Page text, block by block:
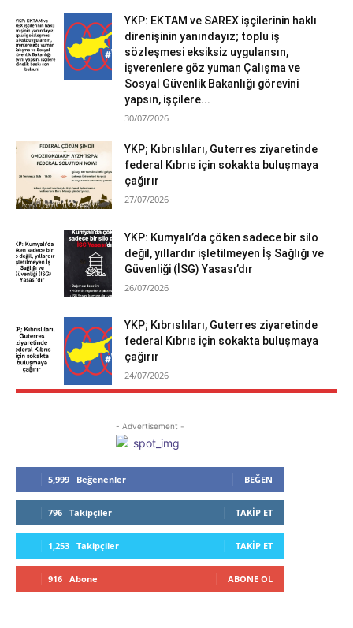
YKP: EKTAM ve SAREX işçilerinin haklı
direnişinin yanındayız; toplu iş
sözleşmesi eksiksiz uygulansın,
işverenlere göz yuman Çalışma ve
Sosyal Güvenlik Bakanlığı görevini
yapsın, işçilere...
30/07/2026
YKP; Kıbrıslıları, Guterres ziyaretinde
federal Kıbrıs için sokakta buluşmaya
çağırır
27/07/2026
YKP: Kumyalı’da çöken sadece bir silo
değil, yıllardır işletilmeyen İş Sağlığı ve
Güvenliği (İSG) Yasası’dır
26/07/2026
YKP; Kıbrıslıları, Guterres ziyaretinde
federal Kıbrıs için sokakta buluşmaya
çağırır
24/07/2026
- Advertisement -
5,999 Beğenenler BEĞEN
796 Takipçiler TAKIP ET
1,253 Takipçiler TAKIP ET
916 Abone ABONE OL